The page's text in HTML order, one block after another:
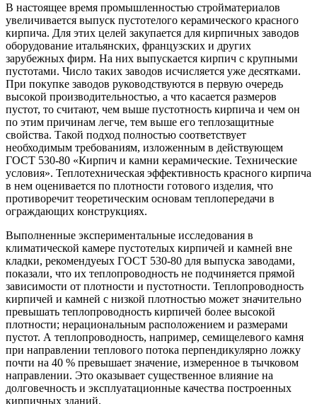
В настоящее время промышленностью стройматериалов
увеличивается выпуск пустотелого керамического красного
кирпича. Для этих целей закупается для кирпичных заводов
оборудование итальянских, французских и других
зарубежных фирм. На них выпускается кирпич с крупными
пустотами. Число таких заводов исчисляется уже десятками.
При покупке заводов руководствуются в первую очередь
высокой производительностью, а что касается размеров
пустот, то считают, чем выше пустотность кирпича и чем он
по этим причинам легче, тем выше его теплозащитные
свойства. Такой подход полностью соответствует
необходимым требованиям, изложенным в действующем
ГОСТ 530-80 «Кирпич и камни керамические. Технические
условия». Теплотехническая эффективность красного кирпича
в нем оценивается по плотности готового изделия, что
противоречит теоретическим основам теплопередачи в
ограждающих конструкциях.
Выполненные экспериментальные исследования в
климатической камере пустотелых кирпичей и камней вне
кладки, рекомендуеых ГОСТ 530-80 для выпуска заводами,
показали, что их теплопроводность не подчиняется прямой
зависимости от плотности и пустотности. Теплопроводность
кирпичей и камней с низкой плотностью может значительно
превышать теплопроводность кирпичей более высокой
плотности; нерациональным расположением и размерами
пустот. А теплопроводность, например, семищелевого камня
при направлении теплового потока перпендикулярно ложку
почти на 40 % превышает значение, измеренное в тычковом
направлении. Это оказывает существенное влияние на
долговечность и эксплуатационные качества построенных
кирпичных зданий.